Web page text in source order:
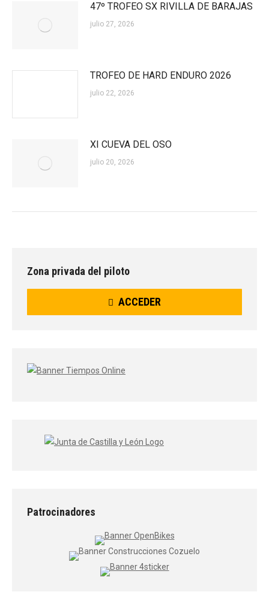
47º TROFEO SX RIVILLA DE BARAJAS
julio 27, 2026
TROFEO DE HARD ENDURO 2026
julio 22, 2026
XI CUEVA DEL OSO
julio 20, 2026
Zona privada del piloto
ACCEDER
Patrocinadores